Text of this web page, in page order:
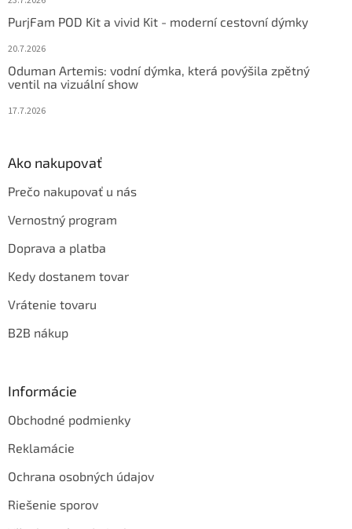
PurjFam POD Kit a vivid Kit - moderní cestovní dýmky
20.7.2026
Oduman Artemis: vodní dýmka, která povýšila zpětný
ventil na vizuální show
17.7.2026
Ako nakupovať
Prečo nakupovať u nás
Vernostný program
Doprava a platba
Kedy dostanem tovar
Vrátenie tovaru
B2B nákup
Informácie
Obchodné podmienky
Reklamácie
Ochrana osobných údajov
Riešenie sporov